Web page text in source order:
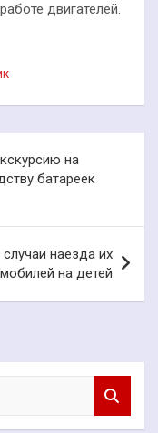
двигателей.
на
батареек
наезда их
на детей